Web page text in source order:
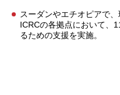
スーダンやエチオピアで
ICRCの各拠点において、
るための支援を実施。